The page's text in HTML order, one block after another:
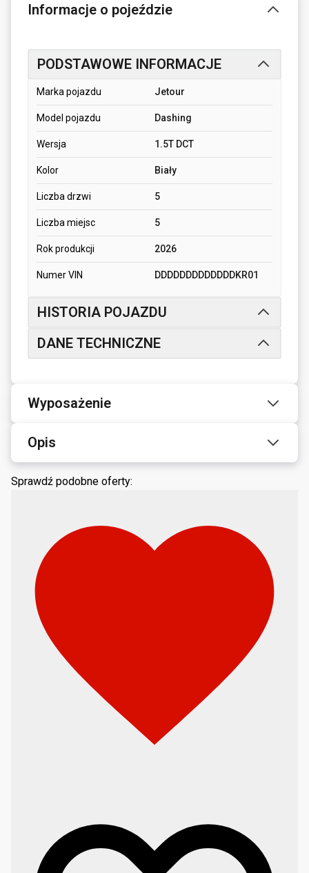
Informacje o pojeździe
PODSTAWOWE INFORMACJE
Marka pojazdu Jetour
Model pojazdu Dashing
Wersja 1.5T DCT
Kolor Biały
Liczba drzwi 5
Liczba miejsc 5
Rok produkcji 2026
Numer VIN DDDDDDDDDDDDDKR01
HISTORIA POJAZDU
DANE TECHNICZNE
Wyposażenie
Opis
Sprawdź podobne oferty: